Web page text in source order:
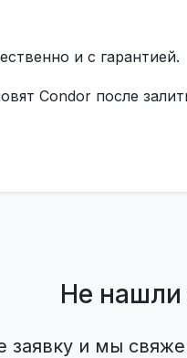
и с гарантией.
Condor после
Не
заявку и мы